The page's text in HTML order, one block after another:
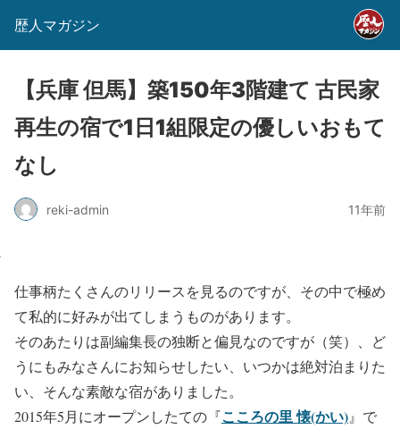
歴人マガジン
【兵庫 但馬】築150年3階建て 古民家
再生の宿で1日1組限定の優しいおもて
なし
reki-admin 11年前
仕事柄たくさんのリリースを見るのですが、その中で極め
て私的に好みが出てしまうものがあります。
そのあたりは副編集長の独断と偏見なのですが（笑）、ど
うにもみなさんにお知らせしたい、いつかは絶対泊まりた
い、そんな素敵な宿がありました。
2015年5月にオープンしたての『こころの里 懐(かい)』で